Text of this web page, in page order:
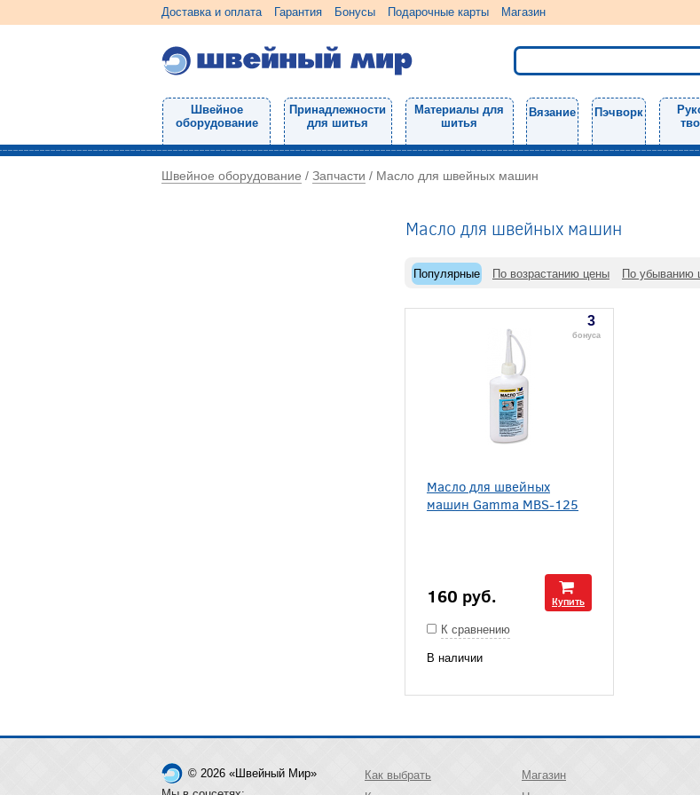
Доставка и оплата Гарантия Бонусы Подарочные карты Магазин
Швейное
оборудование
Принадлежности
для шитья
Материалы для
шитья
Вязание Пэчворк
Швейное оборудование / Запчасти / Масло для швейных машин
Масло для швейных машин
Популярные По возрастанию цены По убыванию
3
бонуса
Масло для швейных
машин Gamma MBS-125
160 руб. Купить
К сравнению
В наличии
© 2026 «Швейный Мир»
Как выбрать
Магазин